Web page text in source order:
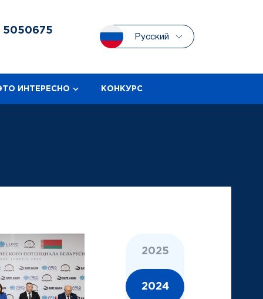
5050675
Русский
ИНТЕРЕСНО КОНКУРС
2025
2024